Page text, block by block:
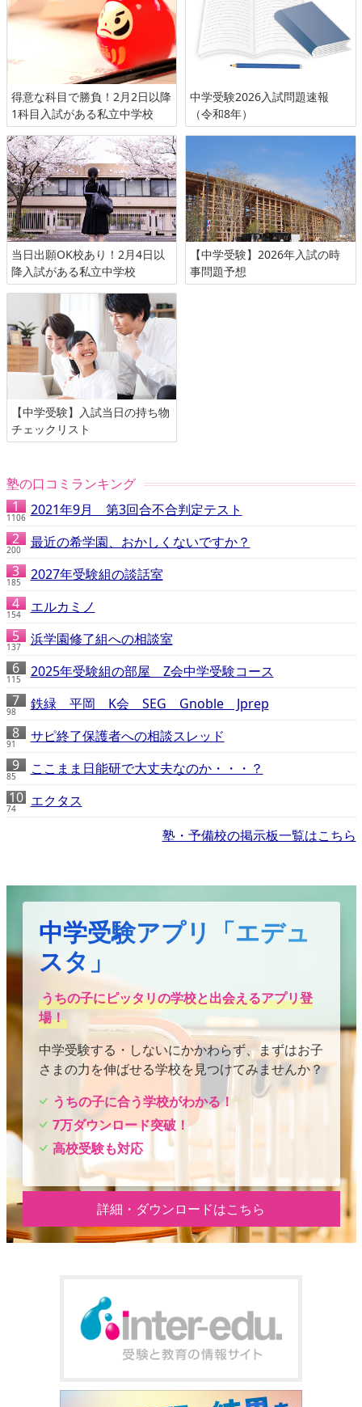
得意な科目で勝負！2月2日以降
1科目入試がある私立中学校
中学受験2026入試問題速報
（令和8年）
当日出願OK校あり！2月4日以
降入試がある私立中学校
【中学受験】2026年入試の時
事問題予想
【中学受験】入試当日の持ち物
チェックリスト
塾の口コミランキング
1106 2021年9月 第3回合不合判定テスト
200 最近の希学園、おかしくないですか？
185 2027年受験組の談話室
154 エルカミノ
137 浜学園修了組への相談室
115 2025年受験組の部屋 Z会中学受験コース
98 鉄緑 平岡 K会 SEG Gnoble Jprep
91 サピ終了保護者への相談スレッド
85 ここまま日能研で大丈夫なのか・・・？
74
エクタス
塾・予備校の掲示板一覧はこちら
中学受験アプリ「エデュ
スタ」
うちの子にピッタリの学校と出会えるアプリ登
場！
中学受験する・しないにかかわらず、まずはお子
さまの力を伸ばせる学校を見つけてみませんか？
うちの子に合う学校がわかる！
7万ダウンロード突破！
高校受験も対応
詳細・ダウンロードはこちら